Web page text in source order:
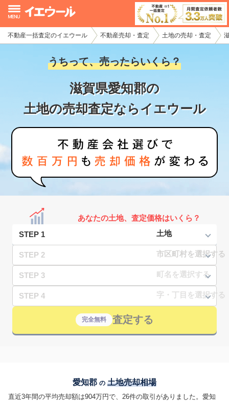
不動産一括査定のイエウール 不動産売却・査定 土地の売却・査定
うちって、売ったらいくら？
滋賀県愛知郡の
土地の売却査定ならイエウール
あなたの土地、査定価格はいくら？
STEP 1
STEP 2
STEP 3
STEP 4
完全無料 査定する
愛知郡 の 土地売却相場
直近3年間の平均売却額は904万円で、26件の取引がありました。愛知
イエウール加盟希望の不動産会社様
初めての方へ
不動産の売却・一括査定
家査定シミュレーター
お問い合わせ